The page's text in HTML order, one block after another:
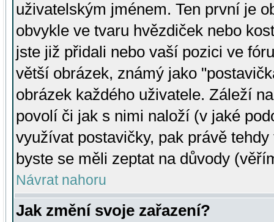
uživatelským jménem. Ten první je
obvykle ve tvaru hvězdiček nebo
jste již přidali nebo vaší pozici ve
větší obrázek, známý jako
obrázek každého uživatele. Záleží
povolí či jak s nimi naloží (v jaké
využívat postavičky, pak právě
byste se měli zeptat na důvody
Návrat nahoru
Jak změní svoje zařazení?